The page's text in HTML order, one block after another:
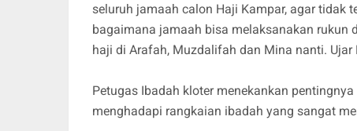
seluruh jamaah calon Haji Kampar, agar tidak
bagaimana jamaah bisa melaksanakan rukun
haji di Arafah, Muzdalifah dan Mina nanti. Ujar
Petugas Ibadah kloter menekankan
menghadapi rangkaian ibadah yang sangat